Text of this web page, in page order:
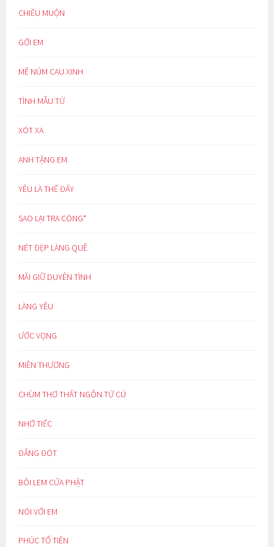
CHIỀU MUỘN
GỞI EM
MÊ NÚM CAU XINH
TÌNH MẪU TỬ
XÓT XA
ANH TẶNG EM
YÊU LÀ THẾ ĐẤY
SAO LẠI TRA CÒNG*
NÉT ĐẸP LÀNG QUÊ
MÃI GIỮ DUYÊN TÌNH
LÀNG YÊU
ƯỚC VỌNG
MIỀN THƯƠNG
CHÙM THƠ THẤT NGÔN TỨ CÚ
NHỚ TIẾC
ĐẮNG ĐÓT
BÔI LEM CỬA PHẬT
NÓI VỚI EM
PHÚC TỔ TIÊN